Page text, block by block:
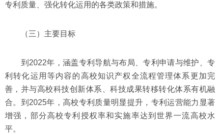
专利质量、强化转化运用的各类政策和措施。
（三）主要目标
到2022年，涵盖专利导航与布局、专利申请与维护、专
利转化运用等内容的高校知识产权全流程管理体系更加完
善，并与高校科技创新体系、科技成果转移转化体系有机融
合。到2025年，高校专利质量明显提升，专利运营能力显著
增强，部分高校专利授权率和实施率达到世界一流高校水
平。